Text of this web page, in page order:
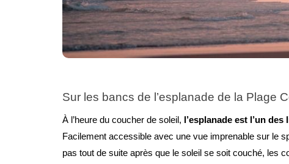
Sur les bancs de l’esplanade de la Plage
À l’heure du coucher de soleil, l’esplanade est l’un
Facilement accessible avec une vue imprenable sur le
pas tout de suite après que le soleil se soit couché, les